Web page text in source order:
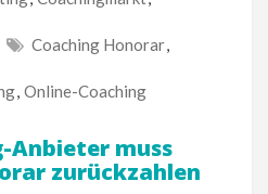
Coaching Honorar,
, Online-Coaching
Anbieter muss
zurückzahlen